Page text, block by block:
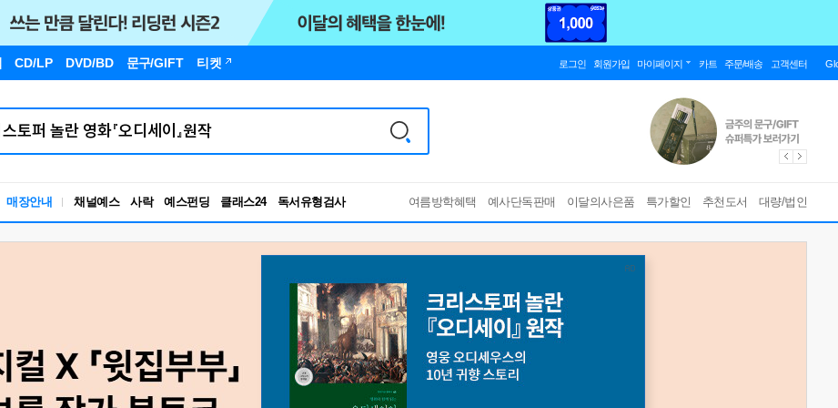
CD/LP DVD/BD 문구/GIFT 티켓 로그인 회원가입 마이페이지 카트 주문/배송 고객센터
매장안내 채널예스 사락 예스펀딩 클래스24
RBTI Lab
독서유형검사
여름방학혜택 예사단독판매 이달의사은품 특가할인 추천도서 대량/법인